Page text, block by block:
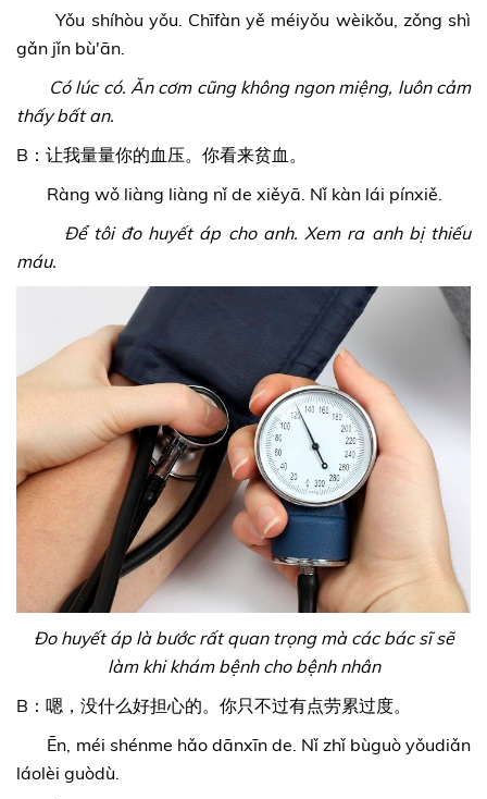
Yǒu shíhòu yǒu. Chīfàn yě méiyǒu wèikǒu, zǒng shì
gǎn jǐn bù'ān.
Có lúc có. Ăn cơm cũng không ngon miệng, luôn cảm
thấy bất an.
B：让我量量你的血压。你看来贫血。
Ràng wǒ liàng liàng nǐ de xiěyā. Nǐ kàn lái pínxiě.
Để tôi đo huyết áp cho anh. Xem ra anh bị thiếu
máu.
Đo huyết áp là bước rất quan trọng mà các bác sĩ sẽ
làm khi khám bệnh cho bệnh nhân
B：嗯，没什么好担心的。你只不过有点劳累过度。
Ēn, méi shénme hǎo dānxīn de. Nǐ zhǐ bùguò yǒudiǎn
láolèi guòdù.